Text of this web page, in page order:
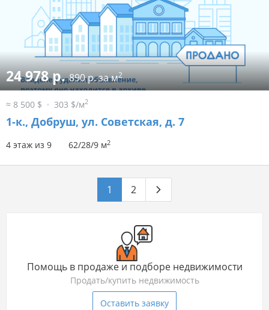
24 978 р.890 р. за м2
≈ 8 500 $ 303 $/м2
1-к., Добруш, ул. Советская, д. 7
4 этаж из 9 62/28/9 м2
1 2
Помощь в продаже и подборе недвижимости
Продать/купить недвижимость
Оставить заявку